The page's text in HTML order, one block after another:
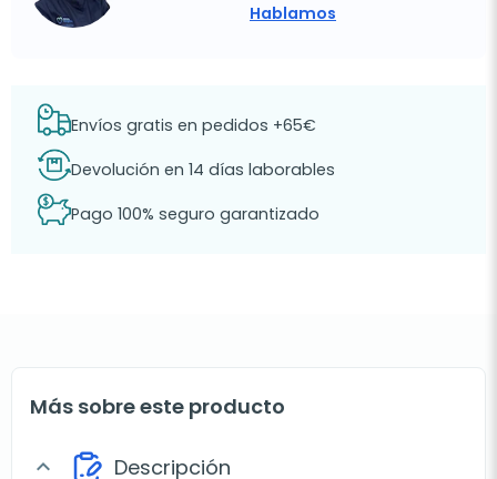
Hablamos
Envíos gratis en pedidos +65€
Devolución en 14 días laborables
Pago 100% seguro garantizado
Más sobre este producto
expand_more Descripción